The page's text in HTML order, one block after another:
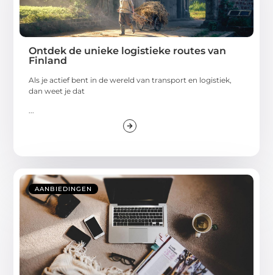
Ontdek de unieke logistieke routes van
Finland
Als je actief bent in de wereld van transport en logistiek,
dan weet je dat
...
AANBIEDINGEN